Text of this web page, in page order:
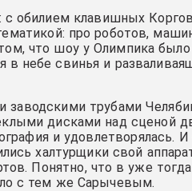
обилием клавишных
про роботов,
что шоу у Олимпика
небе свинья и
трубами
дисками над сценой
и удовлетворялась.
халтурщики свой
Понятно, что в уже
с тем же Сарычевым.